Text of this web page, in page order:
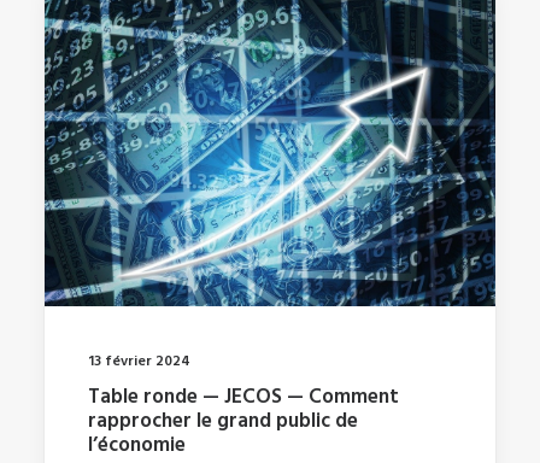
13 février 2024
Table ronde — JECOS — Comment
rapprocher le grand public de
l’économie